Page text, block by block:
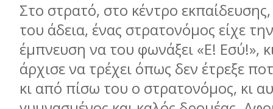
Στο στρατό, στο κέντρο
του άδεια, ένας στρατονόμος είχε
έμπνευση να του φωνάξει «Ε! Εσύ!»,
άρχισε να τρέχει όπως δεν έτρεξε
κι από πίσω του ο στρατονόμος, κι